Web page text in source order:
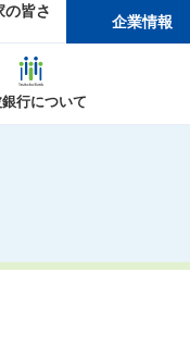
の皆さ
企業情報
行について
経営理念
IRライブラリー
知らせ・トピックス
途採用・キャリア採用
金利一覧